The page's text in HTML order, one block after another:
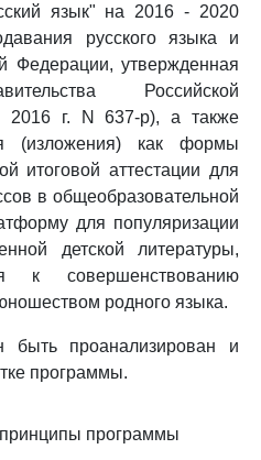
язык" на 2016 - 2020
русского языка и
Федерации, утвержденная
Российской
2016 г. N 637-р), а также
(изложения) как формы
итоговой аттестации для
в общеобразовательной
для популяризации
детской литературы,
к совершенствованию
родного языка.
быть проанализирован и
программы.
принципы программы